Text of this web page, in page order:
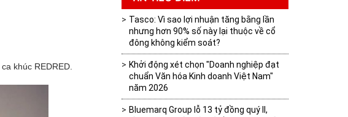
khúc REDRED.
Tasco: Vì sao lợi nhuận tăng bằng lần
nhưng hơn 90% số này lại thuộc về cổ
đông không kiểm soát?
Khởi động xét chọn "Doanh nghiệp đạt
chuẩn Văn hóa Kinh doanh Việt Nam"
năm 2026
Bluemarq Group lỗ 13 tỷ đồng quý II,